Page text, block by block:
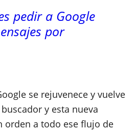
pedir a Google
por
se rejuvenece y vuelve
y esta nueva
orden a todo ese flujo de